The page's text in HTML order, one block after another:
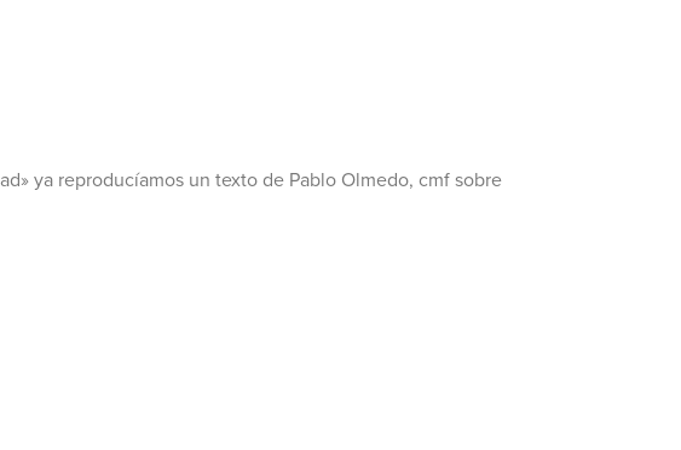
ya reproducíamos un texto de Pablo Olmedo, cmf sobre